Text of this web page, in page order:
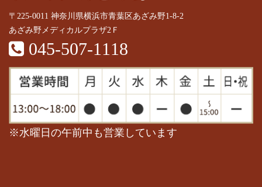
〒225-0011 神奈川県横浜市青葉区あざみ野1-8-2
あざみ野メディカルプラザ2Ｆ
045-507-1118
※水曜日の午前中も営業しています